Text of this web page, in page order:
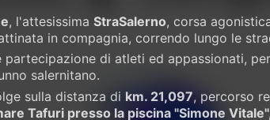
, l'attesissima StraSalerno, corsa
in compagnia, correndo lungo le
partecipazione di atleti ed appassionati,
salernitano.
sulla distanza di km. 21,097, percorso
Tafuri presso la piscina "Simone